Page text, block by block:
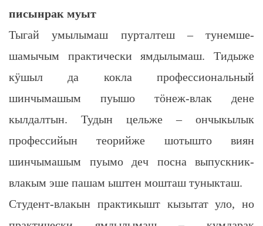
писынрак муыт
Тыгай умылымаш пурталтеш – тунемше-
шамычым практически ямдылымаш. Тидыже
кӱшыл да кокла профессиональный
шинчымашым пуышо тӧнеж-влак дене
кылдалтын. Тудын цельже – ончыкылык
профессийын теорийже шотышто виян
шинчымашым пуымо деч посна выпускник-
влакым эше пашам ыштен мошташ туныкташ.
Студент-влакын практикышт кызытат уло, но